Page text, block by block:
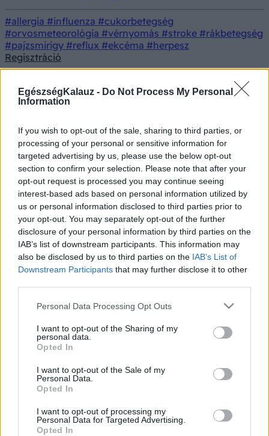
EgészségKalauz - Do Not Process My Personal
Information
If you wish to opt-out of the sale, sharing to third parties, or
processing of your personal or sensitive information for
targeted advertising by us, please use the below opt-out
section to confirm your selection. Please note that after your
opt-out request is processed you may continue seeing
interest-based ads based on personal information utilized by
us or personal information disclosed to third parties prior to
your opt-out. You may separately opt-out of the further
disclosure of your personal information by third parties on the
IAB’s list of downstream participants. This information may
also be disclosed by us to third parties on the IAB’s List of
Downstream Participants that may further disclose it to other
Please note that this website/app uses one or more Google
not limited to your visit or usage behaviour. You may click to
grant or deny consent to Google and its third-party tags to
use your data for below specified purposes in below Google
consent section.
Personal Data Processing Opt Outs
I want to opt-out of the Sharing of my
personal data.
Opted In
I want to opt-out of the Sale of my
Personal Data.
Opted In
I want to opt-out of processing my
Personal Data for Targeted Advertising.
Opted In
#allergia #influenza #cukorbetegség
#orvosmeteorológia #vérnyomás #stroke #rákbetegség
#pajzsmirigy #reflux #ekcéma #herpesz
Regisztráció
18+
Elmúlt már 18 éves?Ezen az oldalon felnőtt tartalom
található!
Igen
Nem
Tünet
Nem csak a viszketés árulkodhat: ez a
hüvelygomba 4 rejtett tünete, amiről nem beszél
senki szívesen
Nem csak a viszketés árulkodhat:
ez a hüvelygomba 4 rejtett tünete,
amiről nem beszél senki szívesen